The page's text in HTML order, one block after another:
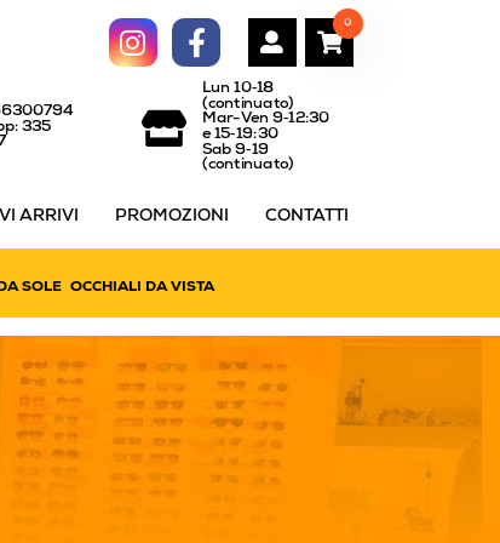
335
Lun 10‑18
(continuato)
Mar-Ven 9‑12:30
e 15‑19:30
Sab 9‑19
(continuato)
ARRIVI PROMOZIONI CONTATTI
0
SOLE OCCHIALI DA VISTA